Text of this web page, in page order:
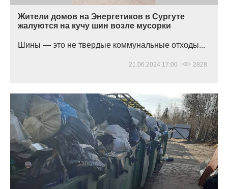
Жители домов на Энергетиков в Сургуте
жалуются на кучу шин возле мусорки
Шины — это не твердые коммунальные отходы...
21.06.2024 17:00 2828